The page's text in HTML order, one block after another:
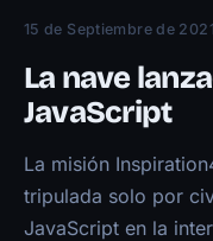
Educación
Habilidades
Proyectos
Contacto
Blog
15 de Septiembre de 2021
La nave
JavaScript
La misión
tripulada solo por
JavaScript en la